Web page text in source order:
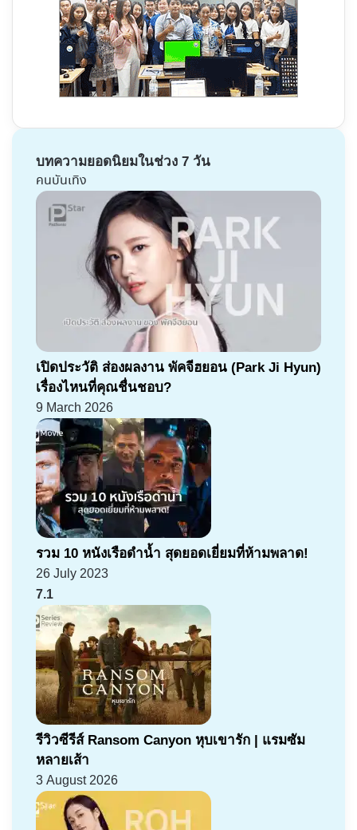
บทความยอดนิยมในช่วง 7 วัน
คนบันเทิง
เปิดประวัติ ส่องผลงาน พัคจีฮยอน (Park Ji Hyun)
เรื่องไหนที่คุณชื่นชอบ?
9 March 2026
รวม 10 หนังเรือดำน้ำ สุดยอดเยี่ยมที่ห้ามพลาด!
26 July 2023
7.1
รีวิวซีรีส์ Ransom Canyon หุบเขารัก | แรมซัม
หลายเส้า
3 August 2026